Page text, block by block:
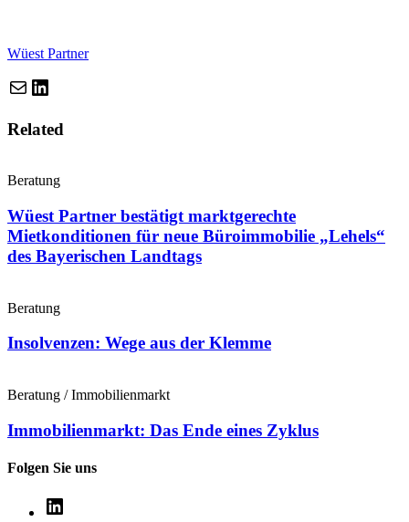
Wüest Partner
Related
Beratung
Wüest Partner bestätigt marktgerechte
Mietkonditionen für neue Büroimmobilie „Lehels“
des Bayerischen Landtags
Beratung
Insolvenzen: Wege aus der Klemme
Beratung / Immobilienmarkt
Immobilienmarkt: Das Ende eines Zyklus
Folgen Sie uns